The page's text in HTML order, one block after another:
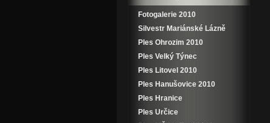
Fotogalerie 2010
Silvestr Mariánské Lázně
Ples Ohrozim 2010
Ples Velký Týnec
Ples Litovel 2010
Ples Hanušovice 2010
Ples Hranice
Ples Určice